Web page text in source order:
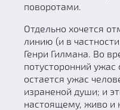
поворотами.
Отдельно хочется
линию (и в
Генри Гилмана. Во
потусторонний ужас
остается ужас
израненой души; и
настоящему, живо и